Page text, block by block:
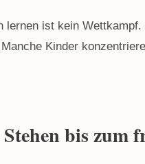
lernen ist kein
Kinder
bis zum